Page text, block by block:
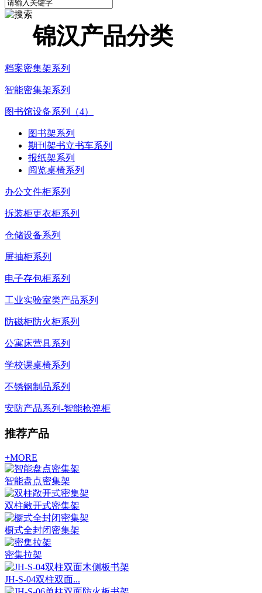
锦汉产品分类
档案密集架系列
智能密集架系列
图书馆设备系列（4）
图书架系列
期刊架书立书车系列
报纸架系列
阅览桌椅系列
办公文件柜系列
拆装柜更衣柜系列
仓储设备系列
屉抽柜系列
电子存包柜系列
工业实验室类产品系列
防磁柜防火柜系列
公寓床营具系列
学校课桌椅系列
不锈钢制品系列
安防产品系列-智能枪弹柜
推荐产品
+MORE
智能盘点密集架
双柱敞开式密集架
橱式全封闭密集架
密集拉架
JH-S-04双柱双面...